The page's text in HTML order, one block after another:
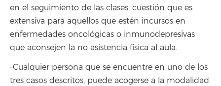
en el seguimiento de las clases, cuestión que es
extensiva para aquellos que estén incursos en
enfermedades oncológicas o inmunodepresivas
que aconsejen la no asistencia física al aula.
-Cualquier persona que se encuentre en uno de los
tres casos descritos, puede acogerse a la modalidad